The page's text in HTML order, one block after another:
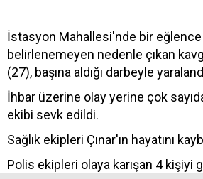
İstasyon Mahallesi'nde bir
belirlenemeyen nedenle çıkan
(27), başına aldığı darbeyle
İhbar üzerine olay yerine çok
ekibi sevk edildi.
Sağlık ekipleri Çınar'ın hayatını
Polis ekipleri olaya karışan 4 kişiyi